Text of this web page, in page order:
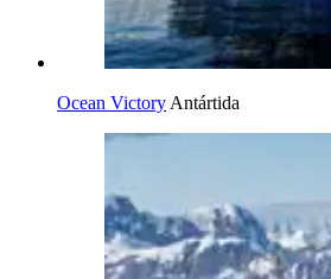
Ocean Victory Antártida